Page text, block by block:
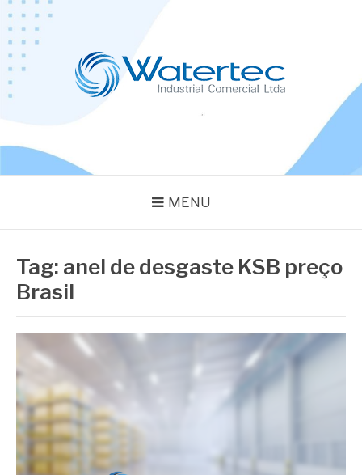
Pular
para
conteúdo
MENU
Tag: anel de desgaste KSB preço
Brasil